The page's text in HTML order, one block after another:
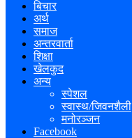
बिचार
अर्थ
समाज
अन्तरवार्ता
शिक्षा
खेलकुद
अन्य
स्पेशल
स्वास्थ/जिवनशैली
मनोरञ्जन
Facebook